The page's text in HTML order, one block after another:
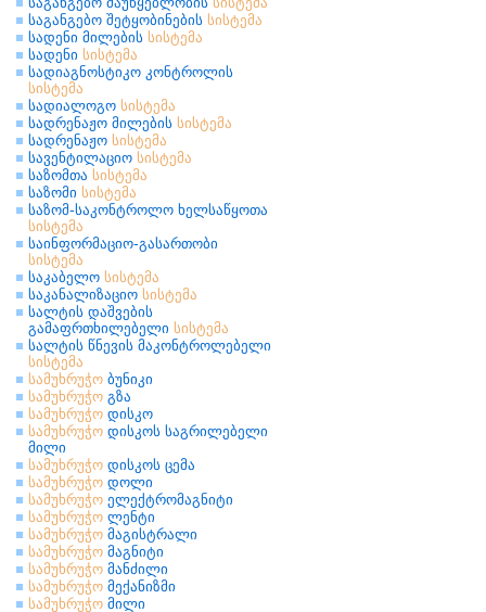
საგანგებო შეტყობინების სისტემა
სადენი მილების სისტემა
სადენი სისტემა
სადიაგნოსტიკო კონტროლის
სისტემა
სადიალოგო სისტემა
სადრენაჟო მილების სისტემა
სადრენაჟო სისტემა
სავენტილაციო სისტემა
საზომთა სისტემა
საზომი სისტემა
საზომ-საკონტროლო ხელსაწყოთა
სისტემა
საინფორმაციო-გასართობი
სისტემა
საკაბელო სისტემა
საკანალიზაციო სისტემა
სალტის დაშვების
გამაფრთხილებელი სისტემა
სალტის წნევის მაკონტროლებელი
სისტემა
სამუხრუჭო ბუნიკი
სამუხრუჭო გზა
სამუხრუჭო დისკო
სამუხრუჭო დისკოს საგრილებელი
მილი
სამუხრუჭო დისკოს ცემა
სამუხრუჭო დოლი
სამუხრუჭო ელექტრომაგნიტი
სამუხრუჭო ლენტი
სამუხრუჭო მაგისტრალი
სამუხრუჭო მაგნიტი
სამუხრუჭო მანძილი
სამუხრუჭო მექანიზმი
სამუხრუჭო მილი